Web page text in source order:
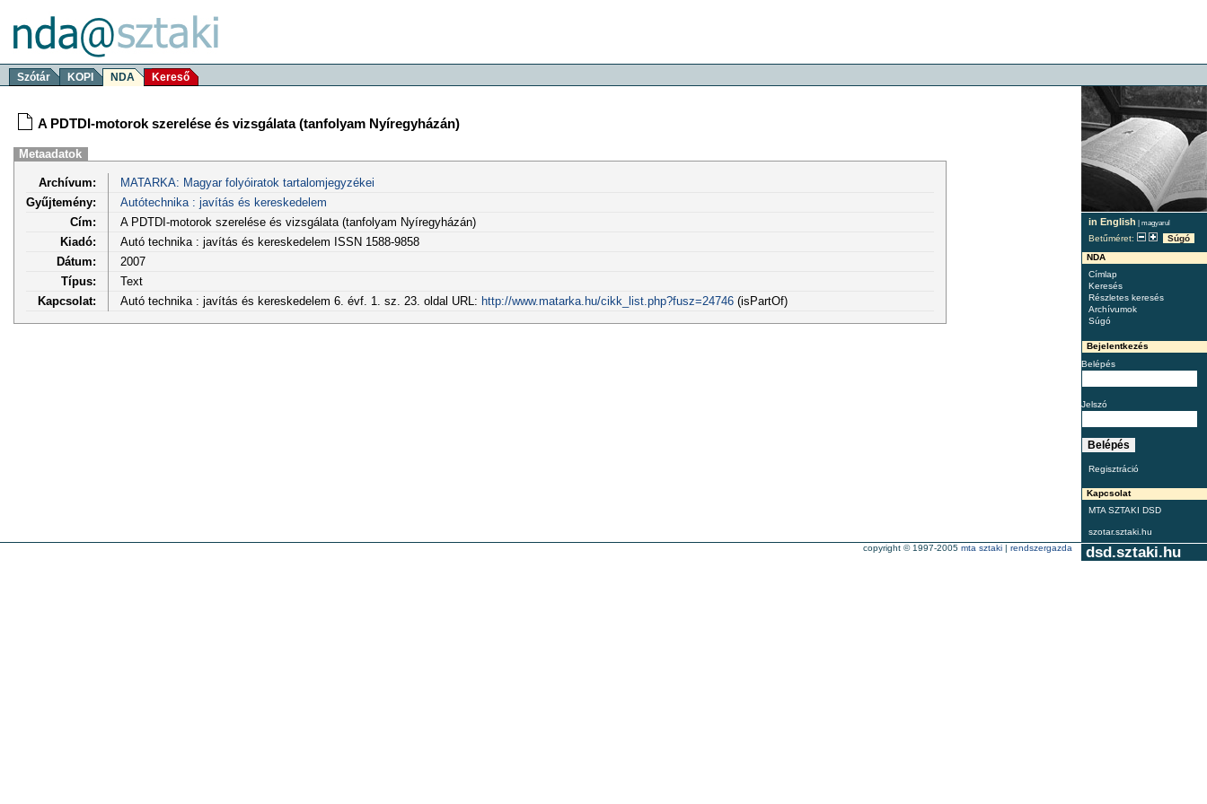
Szótár KOPI NDA Kereső
in English | magyarul
Betűméret:
Súgó
NDA
Címlap
Keresés
Részletes keresés
Archívumok
Súgó
Bejelentkezés
Belépés
Jelszó
Regisztráció
Kapcsolat
MTA SZTAKI DSD
szotar.sztaki.hu
A PDTDI-motorok szerelése és vizsgálata (tanfolyam Nyíregyházán)
Metaadatok
Archívum:
MATARKA: Magyar folyóiratok tartalomjegyzékei
Gyűjtemény:
Autótechnika : javítás és kereskedelem
Cím:
A PDTDI-motorok szerelése és vizsgálata (tanfolyam Nyíregyházán)
Kiadó:
Autó technika : javítás és kereskedelem ISSN 1588-9858
Dátum:
2007
Típus:
Text
Kapcsolat:
Autó technika : javítás és kereskedelem 6. évf. 1. sz. 23. oldal URL: http://www.matarka.hu/cikk_list.php?fusz=24746(isPartOf)
dsd.sztaki.hu
copyright © 1997-2005 mta sztaki | rendszergazda